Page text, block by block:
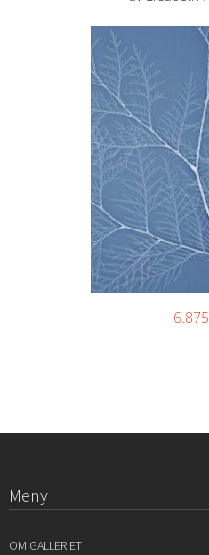
6.875
Meny
OM GALLERIET